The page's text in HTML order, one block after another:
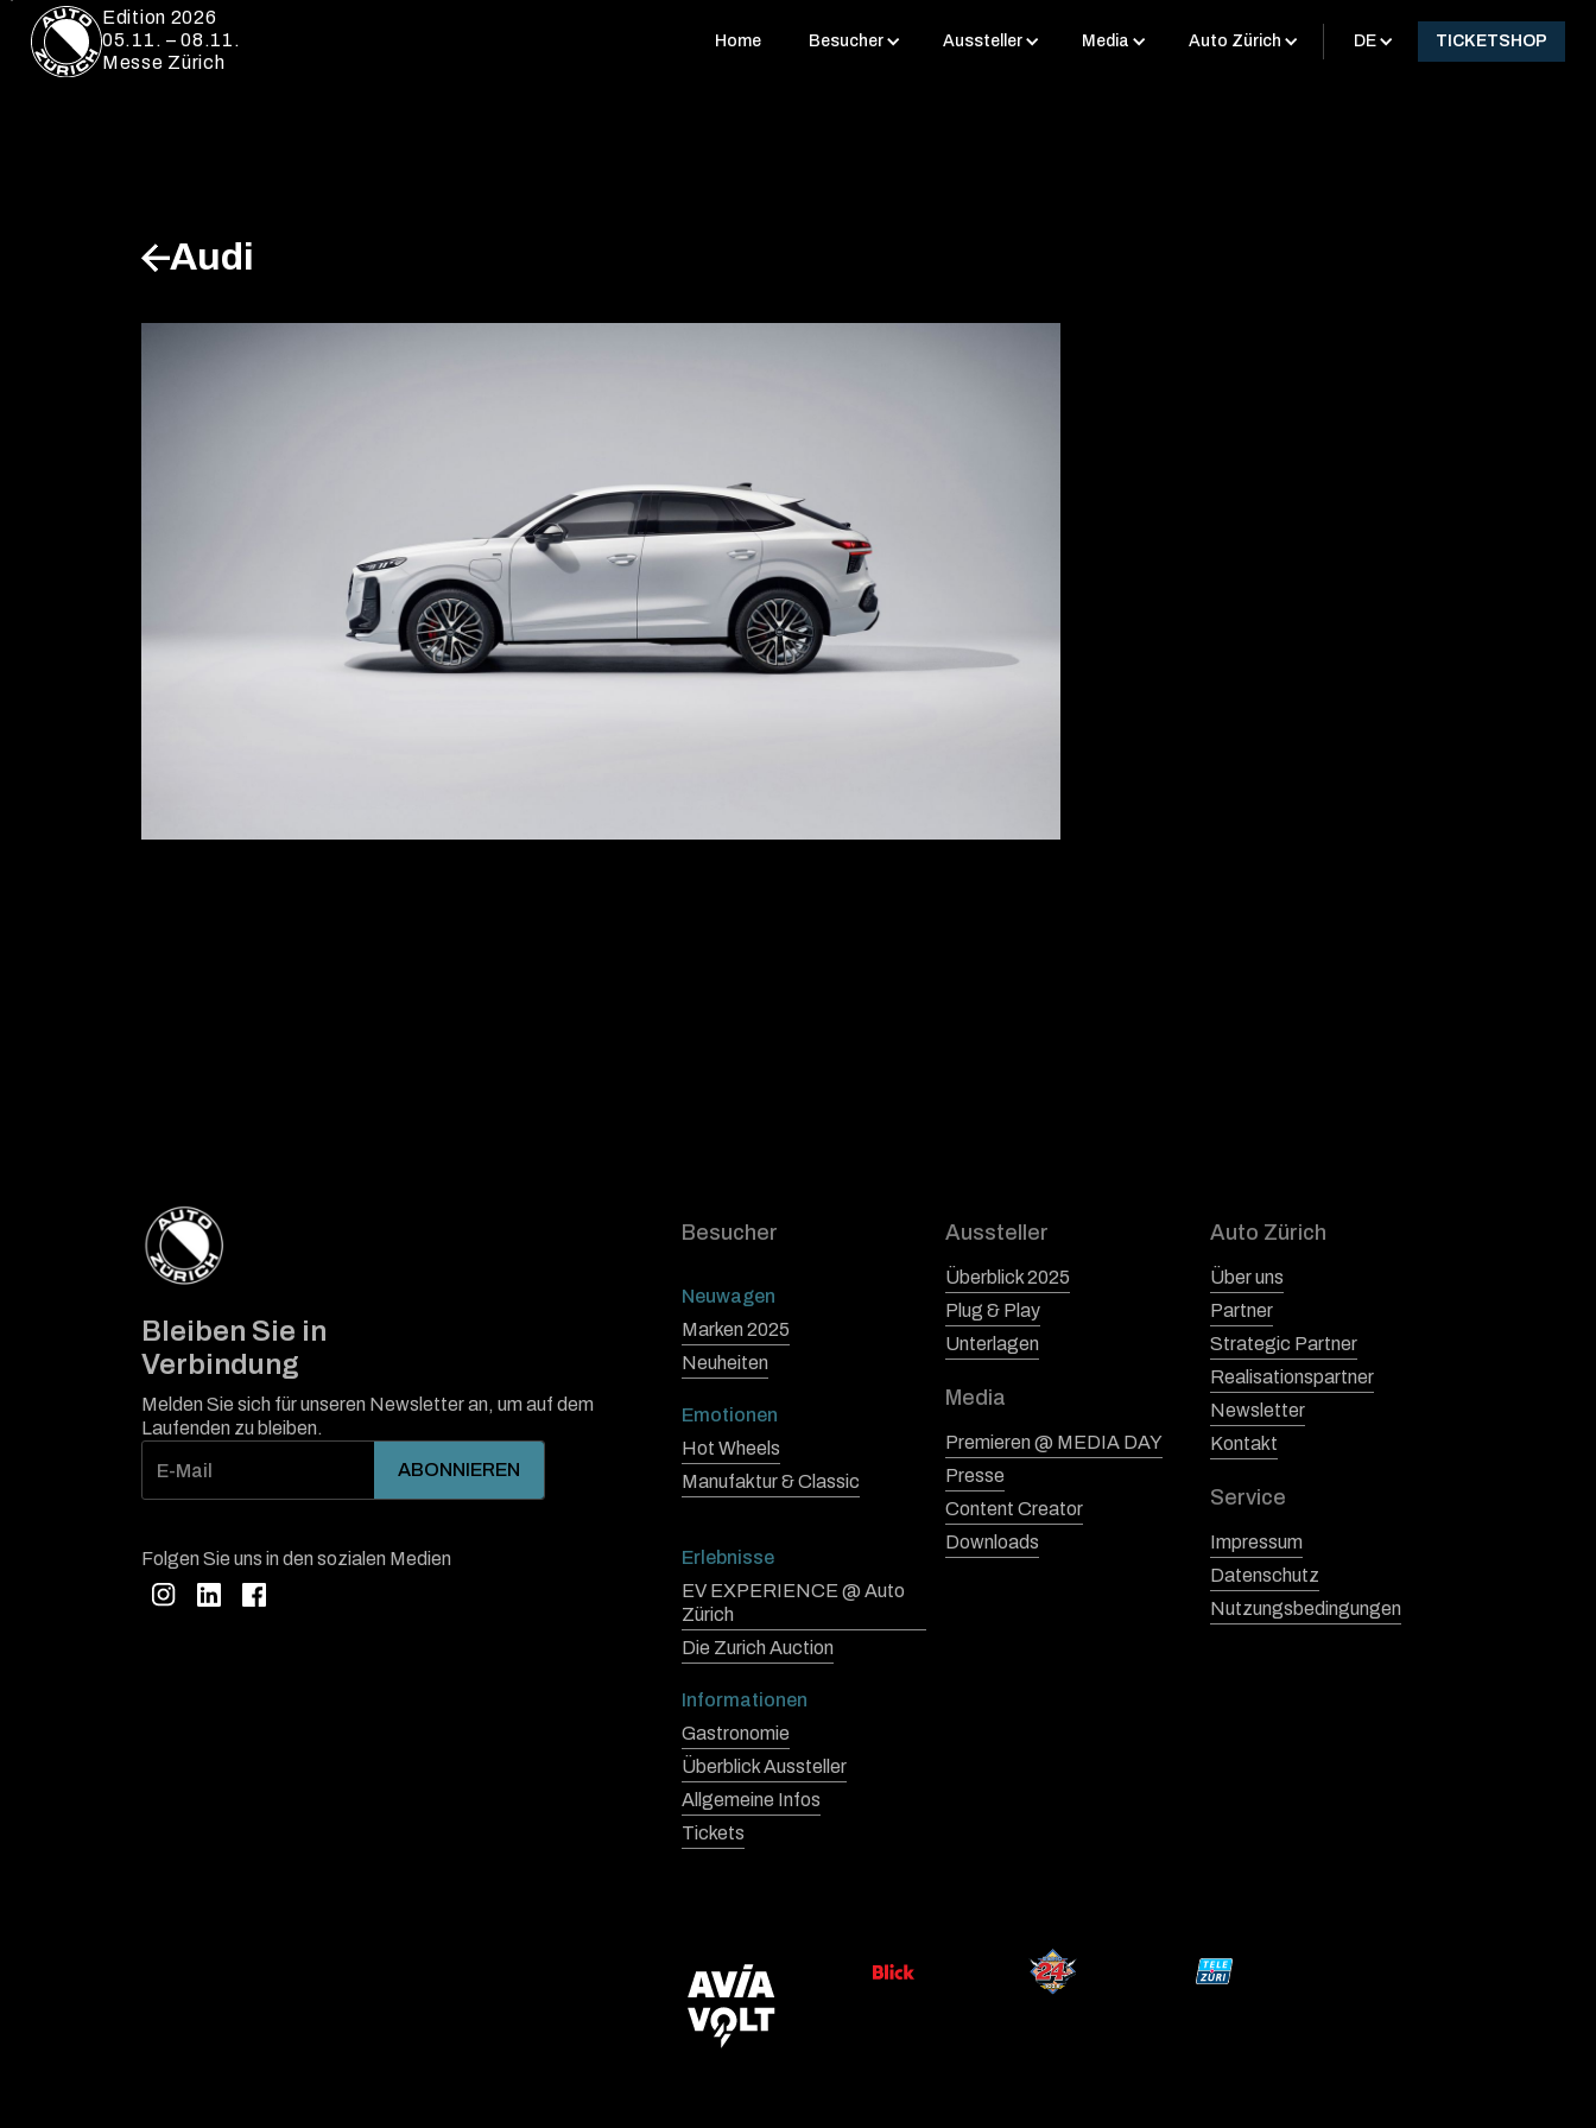
Edition 2026
05.11. – 08.11.
Messe Zürich
Home Besucher Aussteller Media Auto Zürich DE TICKETSHOP
Audi
Bleiben Sie in
Verbindung
Melden Sie sich für unseren Newsletter an, um auf dem
Laufenden zu bleiben.
Folgen Sie uns in den sozialen Medien
Besucher
Neuwagen
Marken 2025
Neuheiten
Emotionen
Hot Wheels
Manufaktur & Classic
Erlebnisse
EV EXPERIENCE @ Auto
Zürich
Die Zurich Auction
Informationen
Gastronomie
Überblick Aussteller
Allgemeine Infos
Tickets
Aussteller
Überblick 2025
Plug & Play
Unterlagen
Media
Premieren @ MEDIA DAY
Presse
Content Creator
Downloads
Auto Zürich
Über uns
Partner
Strategic Partner
Realisationspartner
Newsletter
Kontakt
Service
Impressum
Datenschutz
Nutzungsbedingungen